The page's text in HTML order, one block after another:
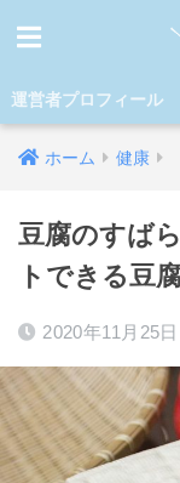
運営者プロフィール
ホーム 健康
豆腐のすば
トできる豆
2020年11月25日